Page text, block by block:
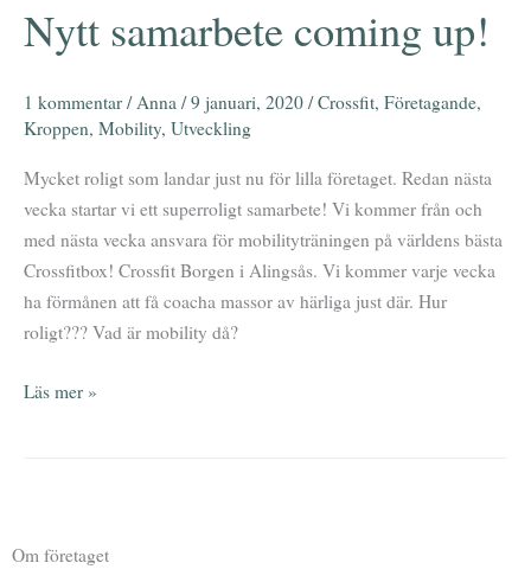
Nytt samarbete coming up!
1 kommentar / Anna /9 januari, 2020 /Crossfit, Företagande,
Kroppen, Mobility, Utveckling
Mycket roligt som landar just nu för lilla företaget. Redan nästa
vecka startar vi ett superroligt samarbete! Vi kommer från och
med nästa vecka ansvara för mobilityträningen på världens bästa
Crossfitbox! Crossfit Borgen i Alingsås. Vi kommer varje vecka
ha förmånen att få coacha massor av härliga just där. Hur
roligt??? Vad är mobility då?
Nytt
samarbete
up!
Läs mer »
Om företaget